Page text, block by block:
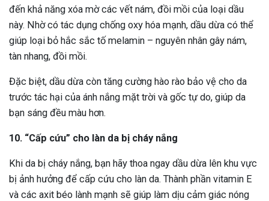
đến khả năng xóa mờ các vết nám, đồi mồi của loại dầu
này. Nhờ có tác dụng chống oxy hóa mạnh, dầu dừa có thể
giúp loại bỏ hắc sắc tố melamin – nguyên nhân gây nám,
tàn nhang, đồi mồi.
Đặc biệt, dầu dừa còn tăng cường hào rào bảo vệ cho da
trước tác hại của ánh nắng mặt trời và gốc tự do, giúp da
bạn sáng đều màu hơn.
10. “Cấp cứu” cho làn da bị cháy nắng
Khi da bị cháy nắng, bạn hãy thoa ngay dầu dừa lên khu vực
bị ảnh hưởng để cấp cứu cho làn da. Thành phần vitamin E
và các axit béo lành mạnh sẽ giúp làm dịu cảm giác nóng